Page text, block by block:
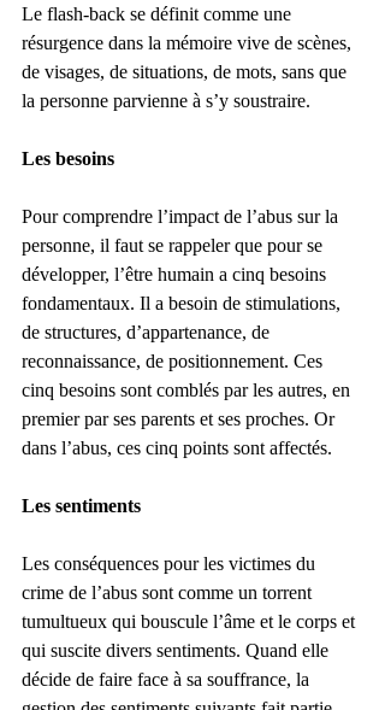
Le flash-back se définit comme une
résurgence dans la mémoire vive de scènes,
de visages, de situations, de mots, sans que
la personne parvienne à s’y soustraire.
Les besoins
Pour comprendre l’impact de l’abus sur la
personne, il faut se rappeler que pour se
développer, l’être humain a cinq besoins
fondamentaux. Il a besoin de stimulations,
de structures, d’appartenance, de
reconnaissance, de positionnement. Ces
cinq besoins sont comblés par les autres, en
premier par ses parents et ses proches. Or
dans l’abus, ces cinq points sont affectés.
Les sentiments
Les conséquences pour les victimes du
crime de l’abus sont comme un torrent
tumultueux qui bouscule l’âme et le corps et
qui suscite divers sentiments. Quand elle
décide de faire face à sa souffrance, la